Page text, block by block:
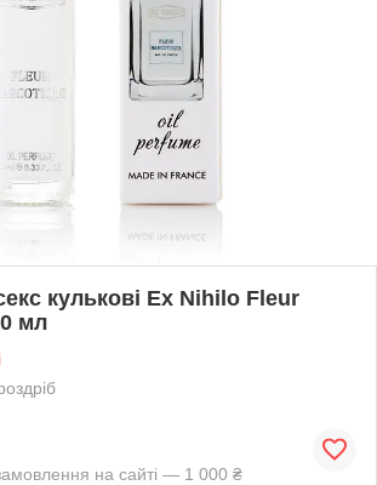
кулькові Ex Nihilo Fleur
мл
на сайті — 1 000 ₴